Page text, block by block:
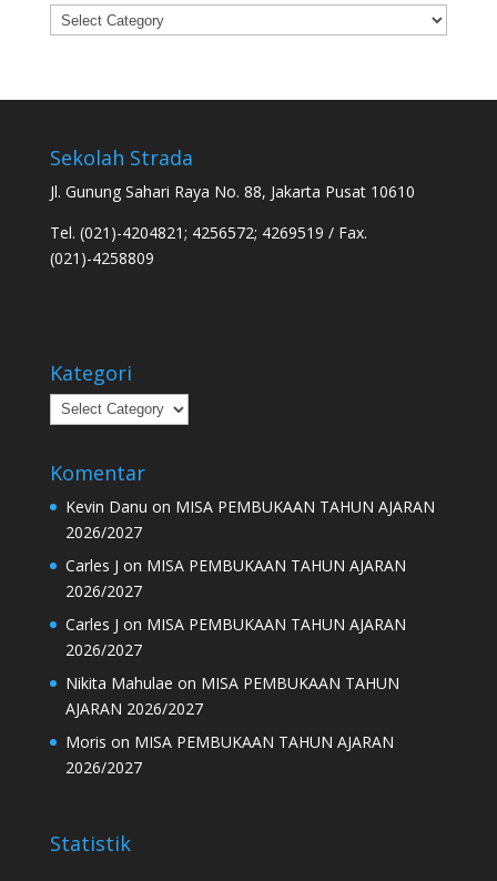
Categories
Sekolah Strada
Jl. Gunung Sahari Raya No. 88, Jakarta Pusat 10610
Tel. (021)-4204821; 4256572; 4269519 / Fax.
(021)-4258809
Kategori
Kategori
Komentar
Kevin Danu on MISA PEMBUKAAN TAHUN AJARAN
2026/2027
Carles J on MISA PEMBUKAAN TAHUN AJARAN
2026/2027
Carles J on MISA PEMBUKAAN TAHUN AJARAN
2026/2027
Nikita Mahulae on MISA PEMBUKAAN TAHUN
AJARAN 2026/2027
Moris on MISA PEMBUKAAN TAHUN AJARAN
2026/2027
Statistik